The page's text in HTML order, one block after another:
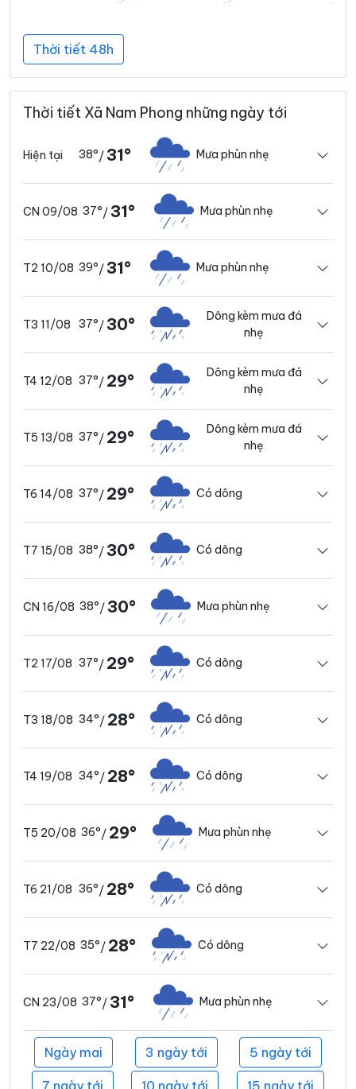
Thời tiết 48h
Thời tiết Xã Nam Phong những ngày tới
Hiện tại 38°/31° Mưa phùn nhẹ
CN 09/08 37°/31° Mưa phùn nhẹ
T2 10/08 39°/31° Mưa phùn nhẹ
T3 11/08 37°/30°
Dông kèm mưa đá
nhẹ
T4 12/08 37°/ 29°
Dông kèm mưa đá
nhẹ
T5 13/08 37°/ 29°
Dông kèm mưa đá
nhẹ
T6 14/08 37°/ 29° Có dông
T7 15/08 38°/30° Có dông
CN 16/08 38°/30° Mưa phùn nhẹ
T2 17/08 37°/ 29° Có dông
T3 18/08 34°/ 28° Có dông
T4 19/08 34°/ 28° Có dông
T5 20/08 36°/ 29° Mưa phùn nhẹ
T6 21/08 36°/ 28° Có dông
T7 22/08 35°/ 28° Có dông
CN 23/08 37°/31° Mưa phùn nhẹ
Ngày mai 3 ngày tới 5 ngày tới
7 ngày tới 10 ngày tới 15 ngày tới